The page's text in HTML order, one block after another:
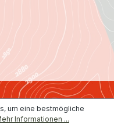
um eine bestmögliche
Informationen ...